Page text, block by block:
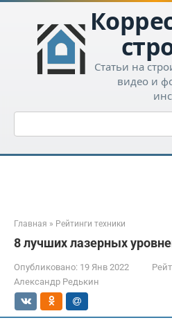
Перейти
контенту
Статьи на
видео и
Поиск:
Главная » Рейтинги техники
8 лучших лазерных
Опубликовано: 19 Янв 2022
Александр Редькин